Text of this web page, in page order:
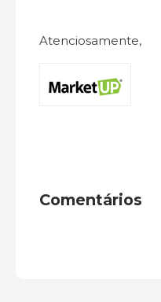
Atenciosamente,
Comentários